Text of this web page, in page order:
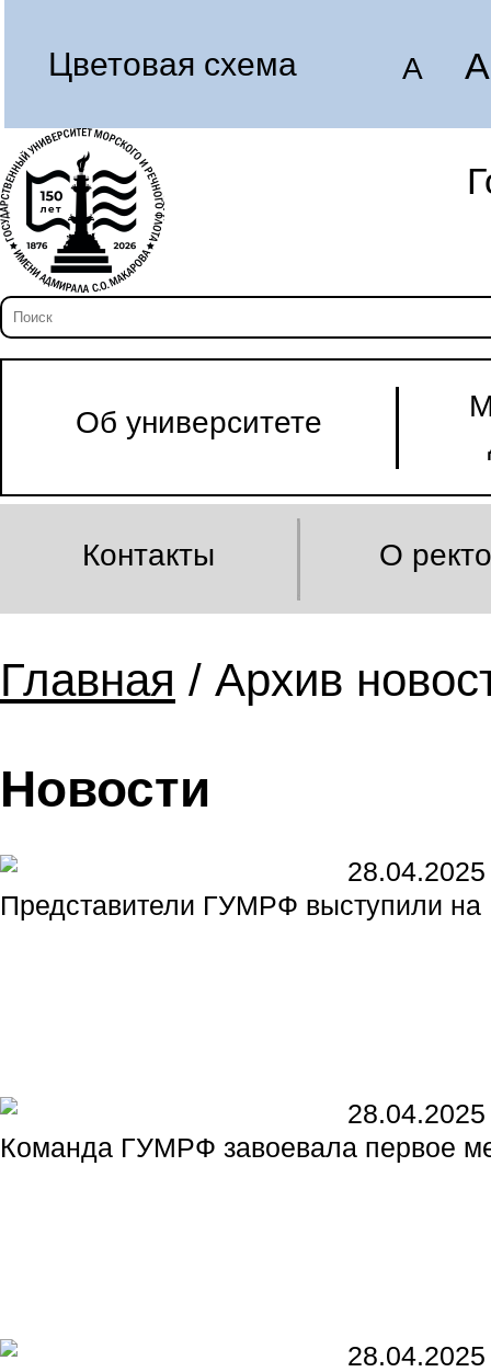
Цветовая схема A A
Об университете
Контакты О
Главная / Архив
Новости
28.04.2025
Представители ГУМРФ выступили
28.04.2025
Команда ГУМРФ завоевала первое
28.04.2025